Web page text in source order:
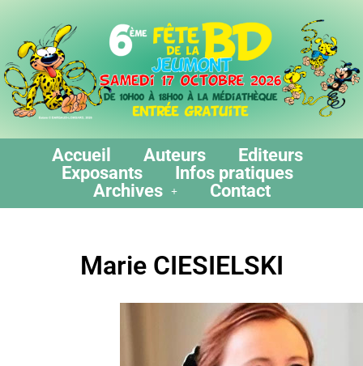
Accueil Auteurs
Editeurs
Exposants
Infos pratiques
Archives
Contact
Marie CIESIELSKI